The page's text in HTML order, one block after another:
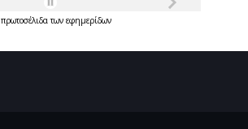
πρωτοσέλιδατων εφημερίδων